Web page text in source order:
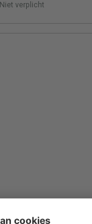
Niet verplicht